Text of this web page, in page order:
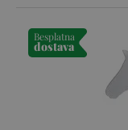
Besplatna
dostava